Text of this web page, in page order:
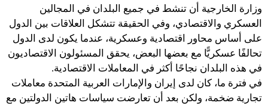
وزارة الخارجية أن تنشط في جميع البلدان في المجالين
العسكري والاقتصادي، وفي الحقيقة تتشكل العلاقات بين الدول
على أساس محاور اقتصادية وعسكرية، عندما يكون لدى الدول
تحالفًا عسكريًّا مع بعضها البعض، يحقق المسئولون الاقتصاديون
في هذه البلدان نجاحًا أكثر في المعاملات الاقتصادية.
في فترة ما، كان لدى إيران والإمارات العربية المتحدة معاملات
تجارية ضخمة، ولكن بعد أن تعارضت سياسات هاتين الدولتين مع